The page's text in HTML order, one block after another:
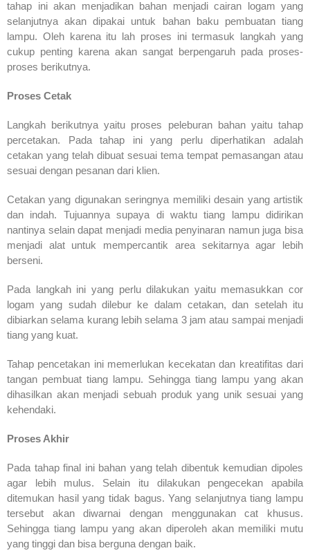
tahap ini akan menjadikan bahan menjadi cairan logam yang
selanjutnya akan dipakai untuk bahan baku pembuatan tiang
lampu. Oleh karena itu lah proses ini termasuk langkah yang
cukup penting karena akan sangat berpengaruh pada proses-
proses berikutnya.
Proses Cetak
Langkah berikutnya yaitu proses peleburan bahan yaitu tahap
percetakan. Pada tahap ini yang perlu diperhatikan adalah
cetakan yang telah dibuat sesuai tema tempat pemasangan atau
sesuai dengan pesanan dari klien.
Cetakan yang digunakan seringnya memiliki desain yang artistik
dan indah. Tujuannya supaya di waktu tiang lampu didirikan
nantinya selain dapat menjadi media penyinaran namun juga bisa
menjadi alat untuk mempercantik area sekitarnya agar lebih
berseni.
Pada langkah ini yang perlu dilakukan yaitu memasukkan cor
logam yang sudah dilebur ke dalam cetakan, dan setelah itu
dibiarkan selama kurang lebih selama 3 jam atau sampai menjadi
tiang yang kuat.
Tahap pencetakan ini memerlukan kecekatan dan kreatifitas dari
tangan pembuat tiang lampu. Sehingga tiang lampu yang akan
dihasilkan akan menjadi sebuah produk yang unik sesuai yang
kehendaki.
Proses Akhir
Pada tahap final ini bahan yang telah dibentuk kemudian dipoles
agar lebih mulus. Selain itu dilakukan pengecekan apabila
ditemukan hasil yang tidak bagus. Yang selanjutnya tiang lampu
tersebut akan diwarnai dengan menggunakan cat khusus.
Sehingga tiang lampu yang akan diperoleh akan memiliki mutu
yang tinggi dan bisa berguna dengan baik.